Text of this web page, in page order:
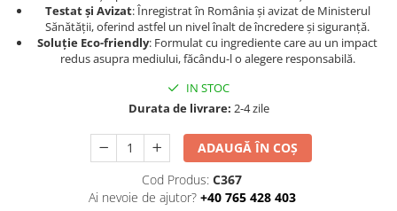
Testat și Avizat: Înregistrat în România și avizat de Ministerul
Sănătății, oferind astfel un nivel înalt de încredere și siguranță.
Soluție Eco-friendly: Formulat cu ingrediente care au un impact
redus asupra mediului, făcându-l o alegere responsabilă.
IN STOC
Durata de livrare: 2-4 zile
ADAUGĂ ÎN COȘ
Cod Produs: C367
Ai nevoie de ajutor? +40 765 428 403